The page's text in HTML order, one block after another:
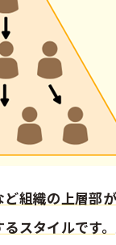
組織の上層部
スタイルです。